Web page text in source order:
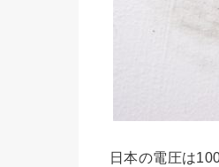
日本の電圧は